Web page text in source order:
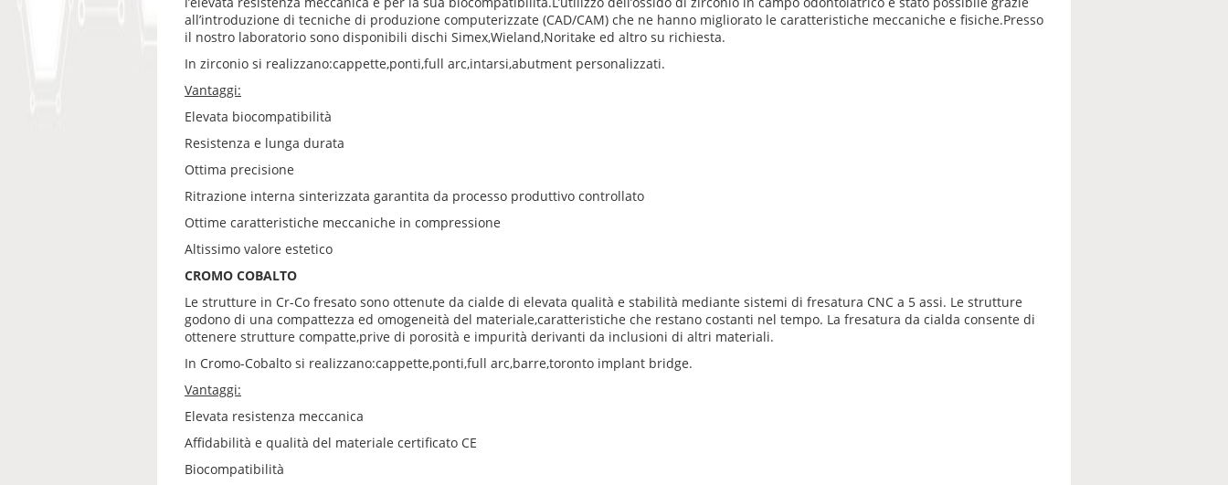
COBALTO-
PMMA
all’introduzione di tecniche di produzione computerizzate (CAD/CAM) che ne hanno migliorato le caratteristiche meccaniche e fisiche.Presso
il nostro laboratorio sono disponibili dischi Simex,Wieland,Noritake ed altro su richiesta.
In zirconio si realizzano:cappette,ponti,full arc,intarsi,abutment personalizzati.
Vantaggi:
Elevata biocompatibilità
Resistenza e lunga durata
Ottima precisione
Ritrazione interna sinterizzata garantita da processo produttivo controllato
Ottime caratteristiche meccaniche in compressione
Altissimo valore estetico
CROMO COBALTO
Le strutture in Cr-Co fresato sono ottenute da cialde di elevata qualità e stabilità mediante sistemi di fresatura CNC a 5 assi. Le strutture
godono di una compattezza ed omogeneità del materiale,caratteristiche che restano costanti nel tempo. La fresatura da cialda consente di
ottenere strutture compatte,prive di porosità e impurità derivanti da inclusioni di altri materiali.
In Cromo-Cobalto si realizzano:cappette,ponti,full arc,barre,toronto implant bridge.
Vantaggi:
Elevata resistenza meccanica
Affidabilità e qualità del materiale certificato CE
Biocompatibilità